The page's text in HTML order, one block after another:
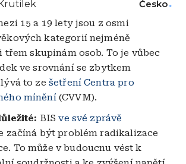
Česko
15 a 19 lety jsou z osmi
kategorií nejméně
skupinám osob. To je vůbec
ve srovnání se zbytkem
to ze šetření Centra pro
mínění(CVVM).
BISve své zprávě
začíná být problém radikalizace
To může v budoucnu vést k